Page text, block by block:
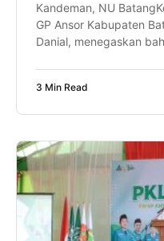
Kandeman, NU
GP Ansor Kabupaten
Danial, menegaskan
intelektual,
pembukaan PKL dan
(SUSBALAN) Pimpinan
3 Min Read